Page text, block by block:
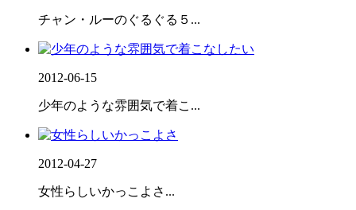
チャン・ルーのぐるぐる５...
2012-06-15
少年のような雰囲気で着こ...
2012-04-27
女性らしいかっこよさ...